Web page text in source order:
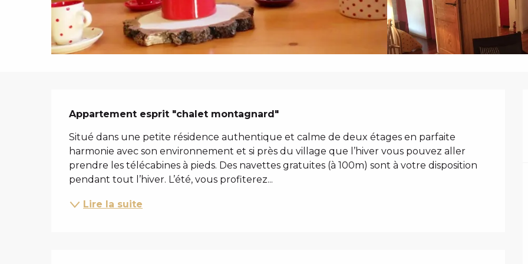
DESCRIPTION
Appartement esprit "chalet montagnard"
Situé dans une petite résidence authentique et calme de deux étages en parfaite
harmonie avec son environnement et si près du village que l’hiver vous pouvez aller
prendre les télécabines à pieds. Des navettes gratuites (à 100m) sont à votre disposition
pendant tout l’hiver. L’été, vous profiterez...
Lire la suite